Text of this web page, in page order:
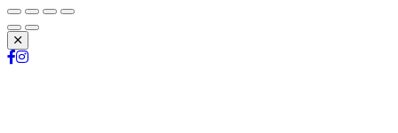
Schließen